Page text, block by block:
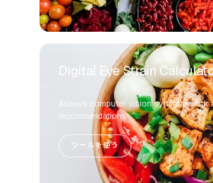
Digital Eye Strain
Assess computer vision syndrome
recommendations
ツールを使う